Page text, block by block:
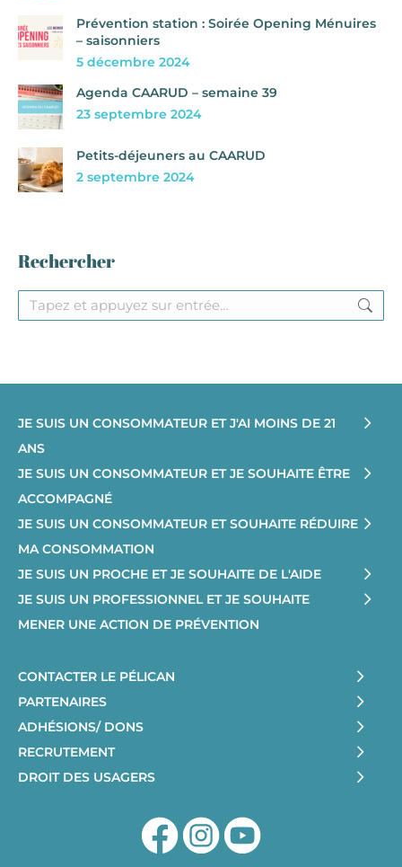
Prévention station : Soirée Opening Ménuires
– saisonniers
5 décembre 2024
Agenda CAARUD – semaine 39
23 septembre 2024
Petits-déjeuners au CAARUD
2 septembre 2024
Rechercher
Recherche
JE SUIS UN CONSOMMATEUR ET J'AI MOINS DE 21
ANS
JE SUIS UN CONSOMMATEUR ET JE SOUHAITE ÊTRE
ACCOMPAGNÉ
JE SUIS UN CONSOMMATEUR ET SOUHAITE RÉDUIRE
MA CONSOMMATION
JE SUIS UN PROCHE ET JE SOUHAITE DE L'AIDE
JE SUIS UN PROFESSIONNEL ET JE SOUHAITE
MENER UNE ACTION DE PRÉVENTION
CONTACTER LE PÉLICAN
PARTENAIRES
ADHÉSIONS/ DONS
RECRUTEMENT
DROIT DES USAGERS